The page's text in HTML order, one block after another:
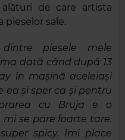
de care artista
pieselor sale.
piesele mele
dată când după 13
în mașină aceleiași
ea și sper ca și pentru
cu Bruja e o
se pare foarte tare.
spicy. Imi place